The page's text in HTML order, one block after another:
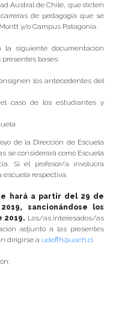
Austral de Chile, que dicten
de pedagogía que se
y/o Campus Patagonia.
siguiente documentación
bases:
los antecedentes del
caso de los estudiantes y
de la Dirección de Escuela
se considerará como Escuela
Si el profesor/a involucra
escuela respectiva.
hará a partir del 29 de
sancionándose los
2019. Los/as interesados/as
adjunto a las presentes
dirigirse a udeffh@uach.cl